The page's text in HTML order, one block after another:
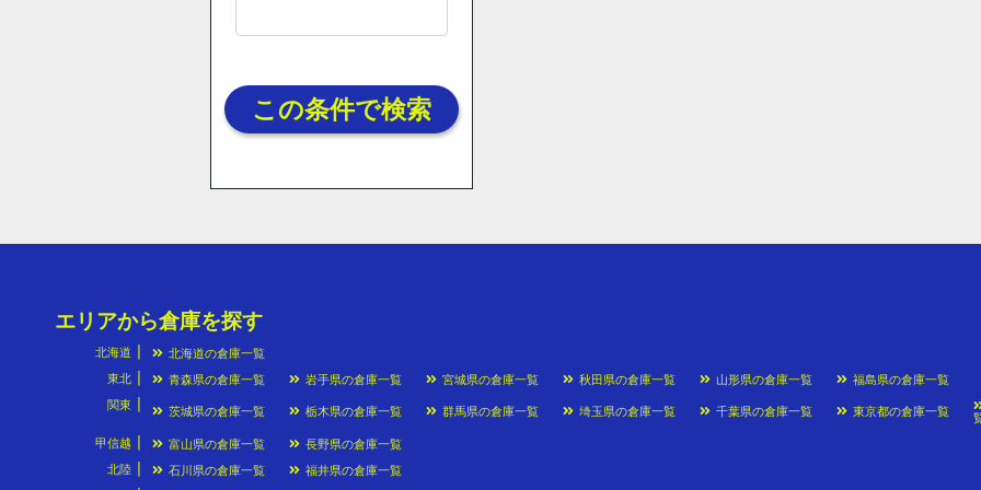
この条件で検索
エリアから倉庫を探す
北海道
北海道の倉庫一覧
東北
青森県の倉庫一覧 岩手県の倉庫一覧 宮城県の倉庫一覧 秋田県の倉庫一覧 山形県の倉庫一覧
福島県の倉庫一覧
関東
茨城県の倉庫一覧 栃木県の倉庫一覧 群馬県の倉庫一覧 埼玉県の倉庫一覧 千葉県の倉庫一覧 東京都の倉庫一覧
甲信越
富山県の倉庫一覧
長野県の倉庫一覧
北陸
石川県の倉庫一覧
福井県の倉庫一覧